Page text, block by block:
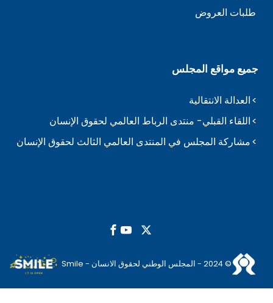
طلبات العروض
جميع مواقع المجلس
العدالة الانتقالية
اللقاء القبلي- منتدى الرباط العالمي لحقوق الإنسان
مشاركة المجلس في المنتدى العالمي الثالث لحقوق الإنسان
© 2024 - المجلس الوطني لحقوق الانسان - Smile